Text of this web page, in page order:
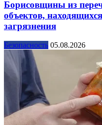
Борисовщины из
объектов,
загрязнения
Безопасность 05.08.2026